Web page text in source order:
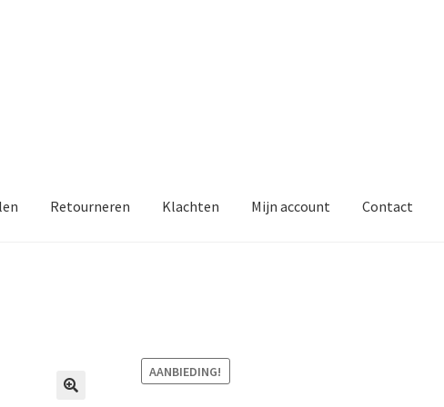
Retourneren Klachten Mijn account Contact
AANBIEDING!